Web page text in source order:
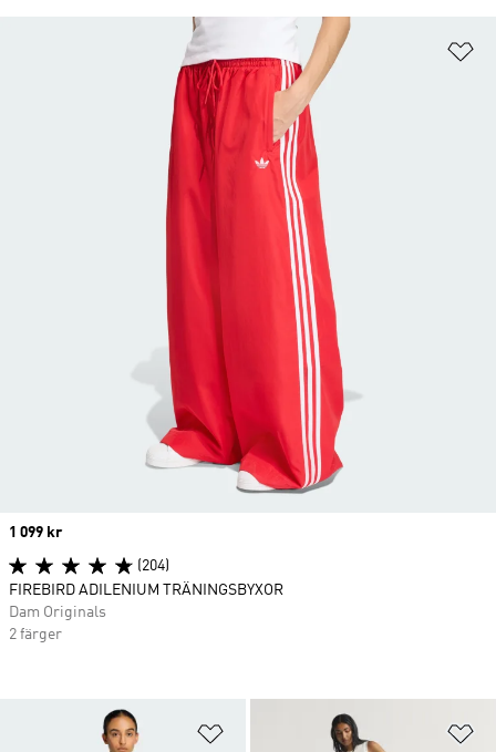
Lägg till på önskelistan
Price
1 099 kr
(204)
FIREBIRD ADILENIUM TRÄNINGSBYXOR
Dam Originals
2 färger